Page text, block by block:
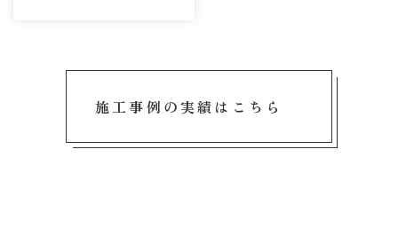
施工事例の実績はこちら